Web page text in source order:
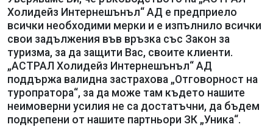
Холидейз Интернешънъл“ АД е предприело
всички необходими мерки и e изпълнило всички
свои задължения във връзка със Закон за
туризма, за да защити Вас, своите клиенти.
„АСТРАЛ Холидейз Интернешънъл“ АД
поддържа валидна застрахова „Отговорност на
туропратора“, за да може там където нашите
неимоверни усилия не са достатъчни, да бъдем
подкрепени от нашите партньори ЗК „Уника“.